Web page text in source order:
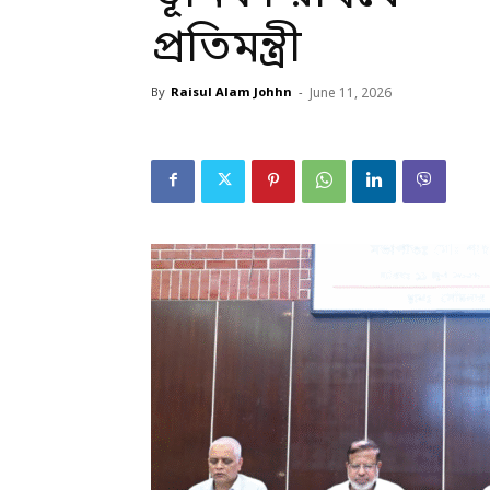
প্রতিমন্ত্রী
By Raisul Alam Johhn - June 11, 2026